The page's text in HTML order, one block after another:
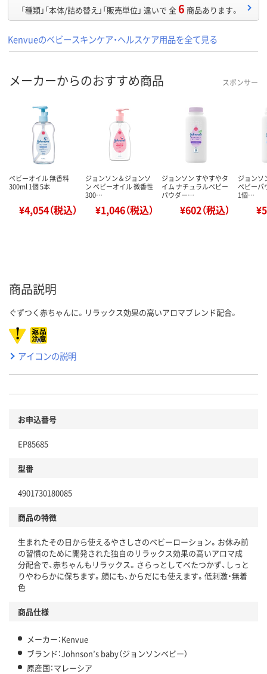
「種類」「本体/詰め替え」「販売単位」 違いで 全6 商品あります。
Kenvueのベビースキンケア・ヘルスケア用品を全て見る
メーカーからのおすすめ商品 スポンサー
ベビーオイル 無香料
300ml 1個 5本
¥4,054（税込）
ジョンソン＆ジョンソ
ン ベビーオイル 微香性
300…
¥1,046（税込）
ジョンソン すやすやタ
イム ナチュラルベビー
パウダー…
¥602（税込）
ジョンソ
ベビー
1個…
商品説明
ぐずつく赤ちゃんに。リラックス効果の高いアロマブレンド配合。
アイコンの説明
お申込番号
EP85685
型番
4901730180085
商品の特徴
生まれたその日から使えるやさしさのベビーローション。お休み前
の習慣のために開発された独自のリラックス効果の高いアロマ成
分配合で、赤ちゃんもリラックス。さらっとしてべたつかず、しっと
りやわらかに保ちます。顔にも、からだにも使えます。低刺激・無着
色
商品仕様
メーカー：Kenvue
ブランド：Johnson’s baby（ジョンソンベビー）
原産国：マレーシア